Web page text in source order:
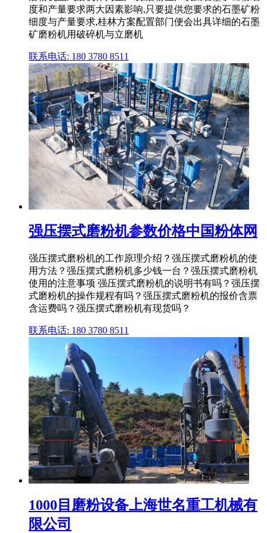
度和产量要求两大因素影响,只要提供您要求的石墨矿粉
细度与产量要求,桂林方案配置部门便会出具详细的石墨
矿磨粉机用破碎机与立磨机
联系电话: 180 3780 8511
强压摆式磨粉机参数价格中国粉体网
强压摆式磨粉机的工作原理介绍？强压摆式磨粉机的使
用方法？强压摆式磨粉机多少钱一台？强压摆式磨粉机
使用的注意事项 强压摆式磨粉机的说明书有吗？强压摆
式磨粉机的操作规程有吗？强压摆式磨粉机的报价含票
含运费吗？强压摆式磨粉机有现货吗？
联系电话: 180 3780 8511
1000目磨粉设备上海世名重工机械有
限公司